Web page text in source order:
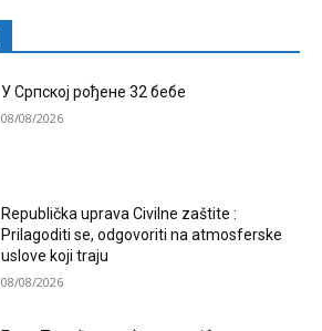
У Српској рођене 32 бебе
08/08/2026
Republička uprava Civilne zaštite :
Prilagoditi se, odgovoriti na atmosferske
uslove koji traju
08/08/2026